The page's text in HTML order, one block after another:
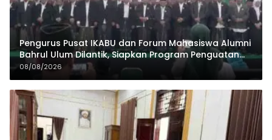
Pengurus Pusat IKABU dan Forum Mahasiswa Alumni
Bahrul Ulum Dilantik, Siapkan Program Penguatan
Organisasi dan Ekonomi
08/08/2026